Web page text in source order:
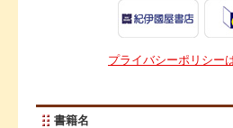
プライバシーポリシー
書籍名